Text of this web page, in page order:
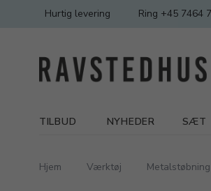
Hurtig levering Ring +45 7464
TILBUD NYHEDER SÆT
Hjem Værktøj Metalstøbning